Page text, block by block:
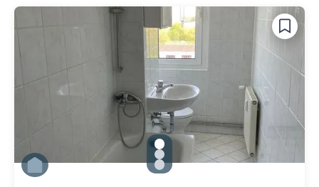
gallery.slide_selector
Zu Slide 1 wechseln
Zu Slide 2 wechseln
Zu Slide 3 wechseln